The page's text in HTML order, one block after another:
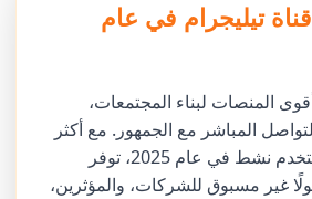
تيليجرام في عام
المنصات لبناء المجتمعات،
المباشر مع الجمهور. مع أكثر
من 900 مليون مستخدم نشط في عام 2025، توفر
غير مسبوق للشركات، والمؤثرين،